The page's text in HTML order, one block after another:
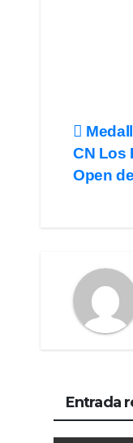
de
CN Los
Open
Entrada